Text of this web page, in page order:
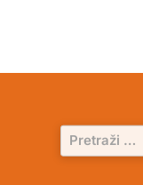
Pretraži: